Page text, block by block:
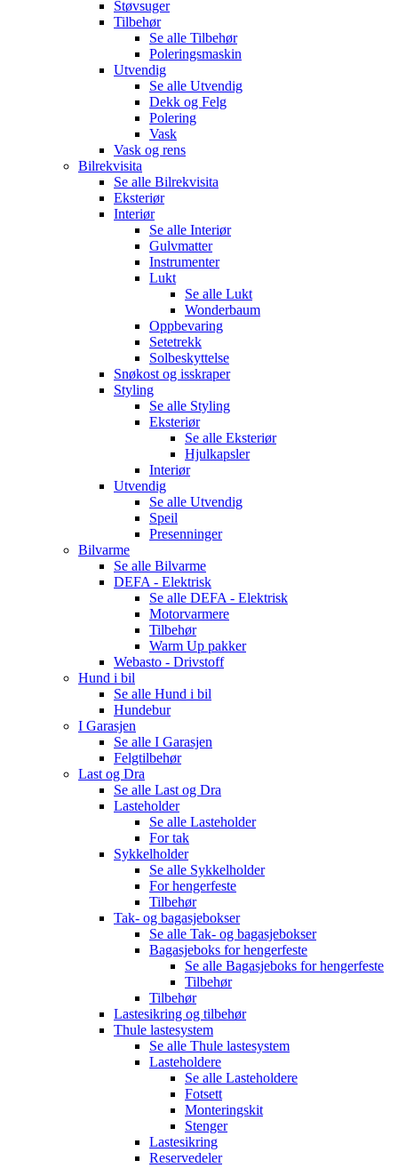
Støvsuger
Tilbehør
Se alle Tilbehør
Poleringsmaskin
Utvendig
Se alle Utvendig
Dekk og Felg
Polering
Vask
Vask og rens
Bilrekvisita
Se alle Bilrekvisita
Eksteriør
Interiør
Se alle Interiør
Gulvmatter
Instrumenter
Lukt
Se alle Lukt
Wonderbaum
Oppbevaring
Setetrekk
Solbeskyttelse
Snøkost og isskraper
Styling
Se alle Styling
Eksteriør
Se alle Eksteriør
Hjulkapsler
Interiør
Utvendig
Se alle Utvendig
Speil
Presenninger
Bilvarme
Se alle Bilvarme
DEFA - Elektrisk
Se alle DEFA - Elektrisk
Motorvarmere
Tilbehør
Warm Up pakker
Webasto - Drivstoff
Hund i bil
Se alle Hund i bil
Hundebur
I Garasjen
Se alle I Garasjen
Felgtilbehør
Last og Dra
Se alle Last og Dra
Lasteholder
Se alle Lasteholder
For tak
Sykkelholder
Se alle Sykkelholder
For hengerfeste
Tilbehør
Tak- og bagasjebokser
Se alle Tak- og bagasjebokser
Bagasjeboks for hengerfeste
Se alle Bagasjeboks for hengerfeste
Tilbehør
Tilbehør
Lastesikring og tilbehør
Thule lastesystem
Se alle Thule lastesystem
Lasteholdere
Se alle Lasteholdere
Fotsett
Monteringskit
Stenger
Lastesikring
Reservedeler